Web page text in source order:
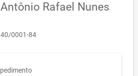
Rafael Nunes
0001-84